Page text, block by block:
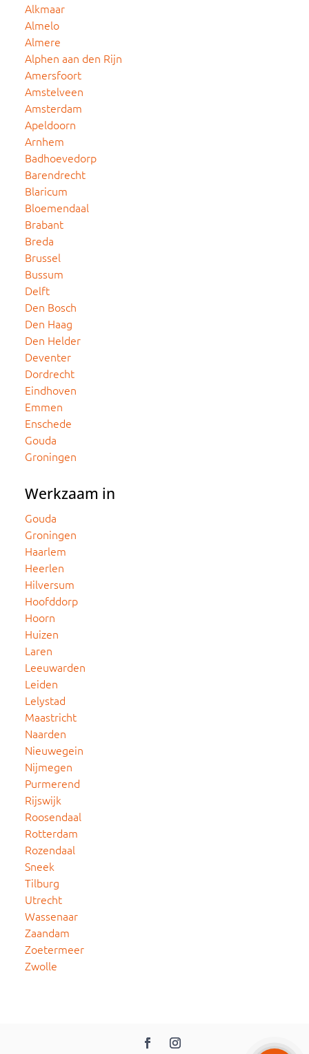
Alkmaar
Almelo
Almere
Alphen aan den Rijn
Amersfoort
Amstelveen
Amsterdam
Apeldoorn
Arnhem
Badhoevedorp
Barendrecht
Blaricum
Bloemendaal
Brabant
Breda
Brussel
Bussum
Delft
Den Bosch
Den Haag
Den Helder
Deventer
Dordrecht
Eindhoven
Emmen
Enschede
Gouda
Groningen
Werkzaam in
Gouda
Groningen
Haarlem
Heerlen
Hilversum
Hoofddorp
Hoorn
Huizen
Laren
Leeuwarden
Leiden
Lelystad
Maastricht
Naarden
Nieuwegein
Nijmegen
Purmerend
Rijswijk
Roosendaal
Rotterdam
Rozendaal
Sneek
Tilburg
Utrecht
Wassenaar
Zaandam
Zoetermeer
Zwolle